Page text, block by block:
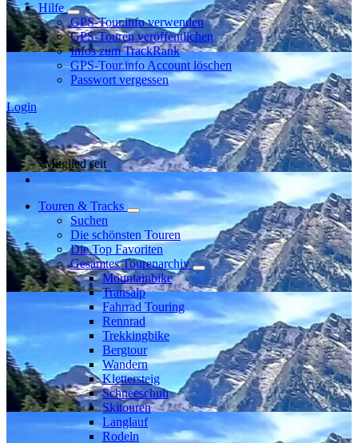
Hilfe
GPS-Tour.info verwenden
GPS-Touren veröffentlichen
Infos zum TrackRank
GPS-Tour.info Account löschen
Passwort vergessen
Login
Mitglied seit
Touren & Tracks
Suchen
Die schönsten Touren
Die Top Favoriten
Gesamtes Tourenarchiv
Mountainbike
Transalp
Fahrrad Touring
Rennrad
Trekkingbike
Bergtour
Wandern
Klettersteig
Schneeschuh
Skitouren
Langlauf
Rodeln